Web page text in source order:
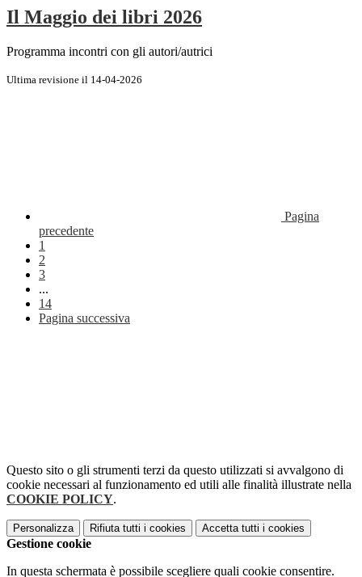
Il Maggio dei libri 2026
Programma incontri con gli autori/autrici
Ultima revisione il 14-04-2026
Pagina
precedente
1
2
3
...
14
Pagina successiva
Questo sito o gli strumenti terzi da questo utilizzati si avvalgono di
cookie necessari al funzionamento ed utili alle finalità illustrate nella
COOKIE POLICY.
Personalizza Rifiuta tutti i cookies Accetta tutti i cookies
Gestione cookie
In questa schermata è possibile scegliere quali cookie consentire.